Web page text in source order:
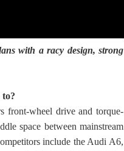
with a racy design, strong
front-wheel drive and torque-
space between mainstream
include the Audi A6,